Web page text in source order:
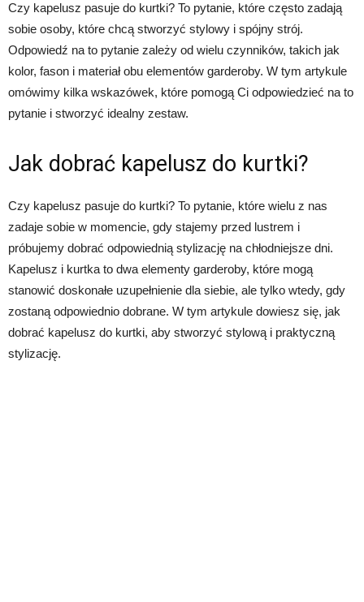
Czy kapelusz pasuje do kurtki? To pytanie, które często zadają
sobie osoby, które chcą stworzyć stylowy i spójny strój.
Odpowiedź na to pytanie zależy od wielu czynników, takich jak
kolor, fason i materiał obu elementów garderoby. W tym artykule
omówimy kilka wskazówek, które pomogą Ci odpowiedzieć na to
pytanie i stworzyć idealny zestaw.
Jak dobrać kapelusz do kurtki?
Czy kapelusz pasuje do kurtki? To pytanie, które wielu z nas
zadaje sobie w momencie, gdy stajemy przed lustrem i
próbujemy dobrać odpowiednią stylizację na chłodniejsze dni.
Kapelusz i kurtka to dwa elementy garderoby, które mogą
stanowić doskonałe uzupełnienie dla siebie, ale tylko wtedy, gdy
zostaną odpowiednio dobrane. W tym artykule dowiesz się, jak
dobrać kapelusz do kurtki, aby stworzyć stylową i praktyczną
stylizację.